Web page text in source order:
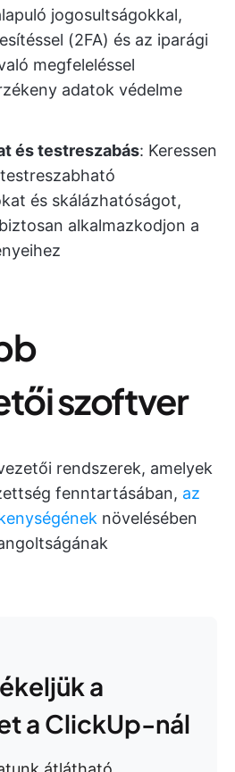
jogosultságokkal,
(2FA) és az iparági
megfeleléssel
adatok védelme
és testreszabás: Keressen
és skálázhatóságot,
alkalmazkodjon a
szoftver
rendszerek, amelyek
fenntartásában, az
növelésében
a
a ClickUp-nál